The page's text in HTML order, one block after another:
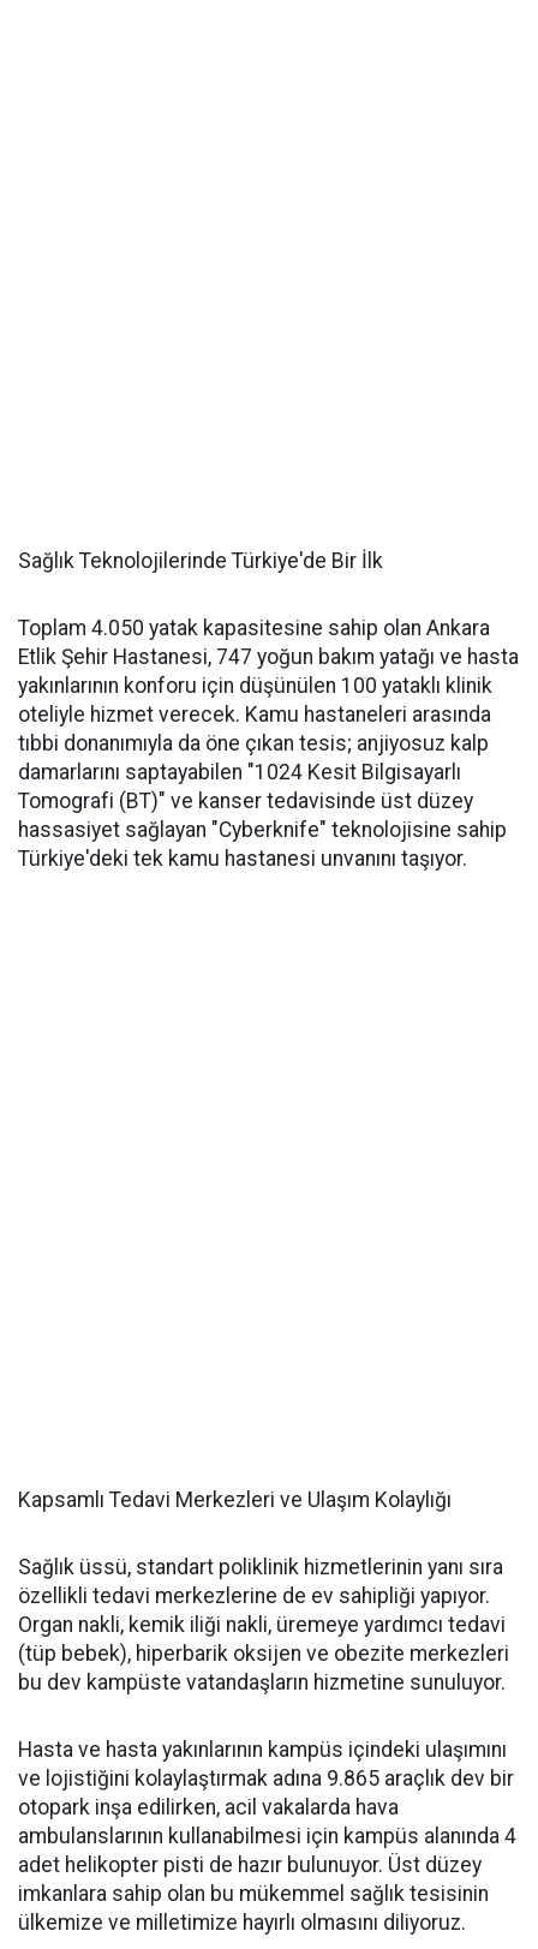
Sağlık Teknolojilerinde Türkiye'de Bir İlk
Toplam 4.050 yatak kapasitesine sahip olan Ankara
Etlik Şehir Hastanesi, 747 yoğun bakım yatağı ve hasta
yakınlarının konforu için düşünülen 100 yataklı klinik
oteliyle hizmet verecek. Kamu hastaneleri arasında
tıbbi donanımıyla da öne çıkan tesis; anjiyosuz kalp
damarlarını saptayabilen "1024 Kesit Bilgisayarlı
Tomografi (BT)" ve kanser tedavisinde üst düzey
hassasiyet sağlayan "Cyberknife" teknolojisine sahip
Türkiye'deki tek kamu hastanesi unvanını taşıyor.
Kapsamlı Tedavi Merkezleri ve Ulaşım Kolaylığı
Sağlık üssü, standart poliklinik hizmetlerinin yanı sıra
özellikli tedavi merkezlerine de ev sahipliği yapıyor.
Organ nakli, kemik iliği nakli, üremeye yardımcı tedavi
(tüp bebek), hiperbarik oksijen ve obezite merkezleri
bu dev kampüste vatandaşların hizmetine sunuluyor.
Hasta ve hasta yakınlarının kampüs içindeki ulaşımını
ve lojistiğini kolaylaştırmak adına 9.865 araçlık dev bir
otopark inşa edilirken, acil vakalarda hava
ambulanslarının kullanabilmesi için kampüs alanında 4
adet helikopter pisti de hazır bulunuyor. Üst düzey
imkanlara sahip olan bu mükemmel sağlık tesisinin
ülkemize ve milletimize hayırlı olmasını diliyoruz.